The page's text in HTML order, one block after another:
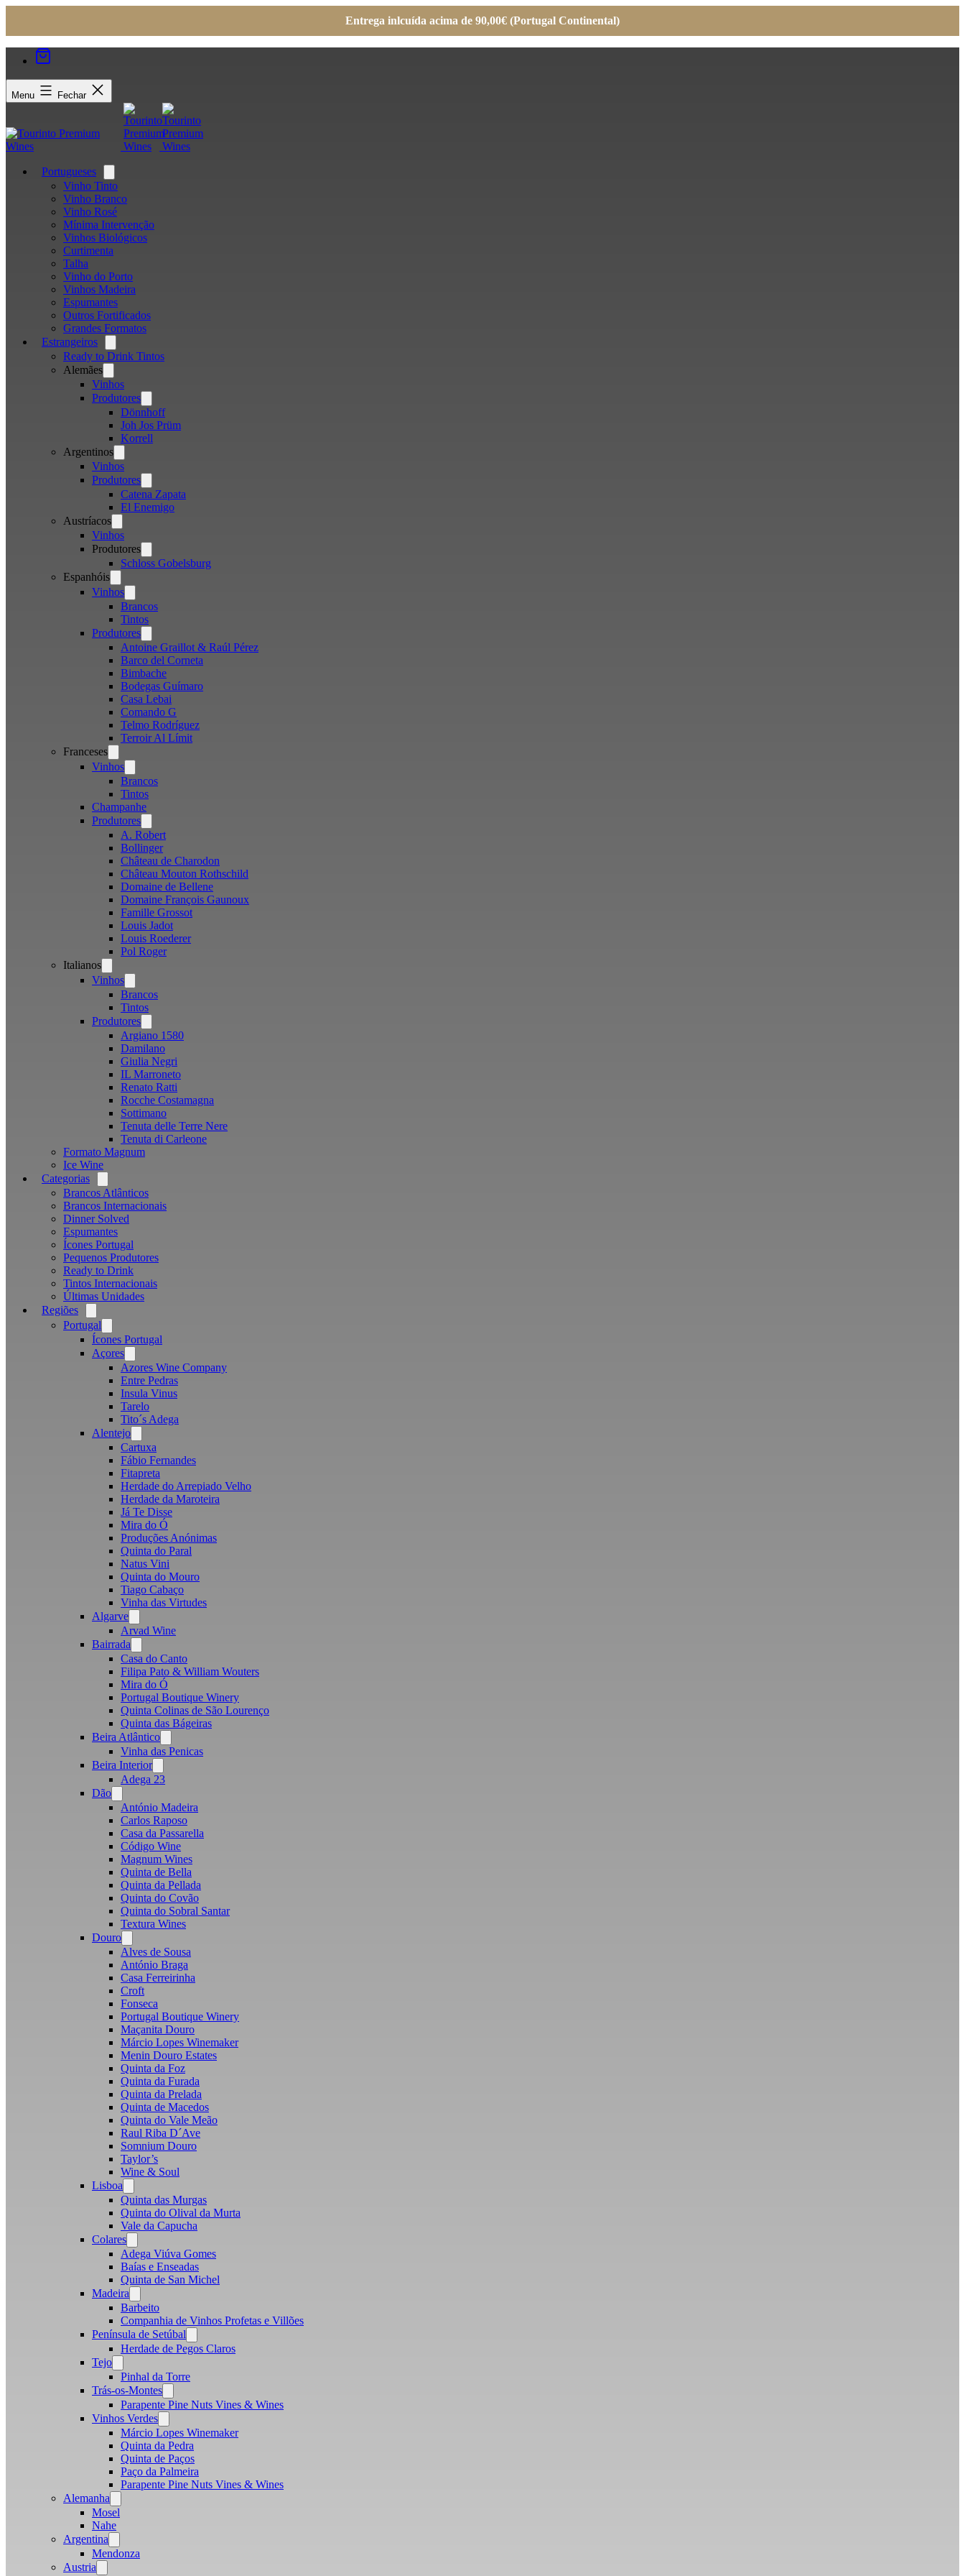
Entrega inlcuída acima de 90,00€ (Portugal Continental)
Menu Fechar
Portugueses
menu
Vinho Tinto
Vinho Branco
Vinho Rosé
Mínima Intervenção
Vinhos Biológicos
Curtimenta
Talha
Vinho do Porto
Vinhos Madeira
Espumantes
Outros Fortificados
Grandes Formatos
Estrangeiros
menu
Ready to Drink Tintos
Alemães
menu
Vinhos
Produtores
menu
Dönnhoff
Joh Jos Prüm
Korrell
Argentinos
menu
Vinhos
Produtores
menu
Catena Zapata
El Enemigo
Austríacos
menu
Vinhos
Produtores
menu
Schloss Gobelsburg
Espanhóis
menu
Vinhos
menu
Brancos
Tintos
Produtores
menu
Antoine Graillot & Raúl Pérez
Barco del Corneta
Bimbache
Bodegas Guímaro
Casa Lebai
Comando G
Telmo Rodríguez
Terroir Al Límit
Franceses
menu
Vinhos
menu
Brancos
Tintos
Champanhe
Produtores
menu
A. Robert
Bollinger
Château de Charodon
Château Mouton Rothschild
Domaine de Bellene
Domaine François Gaunoux
Famille Grossot
Louis Jadot
Louis Roederer
Pol Roger
Italianos
menu
Vinhos
menu
Brancos
Tintos
Produtores
menu
Argiano 1580
Damilano
Giulia Negri
IL Marroneto
Renato Ratti
Rocche Costamagna
Sottimano
Tenuta delle Terre Nere
Tenuta di Carleone
Formato Magnum
Ice Wine
Categorias
menu
Brancos Atlânticos
Brancos Internacionais
Dinner Solved
Espumantes
Ícones Portugal
Pequenos Produtores
Ready to Drink
Tintos Internacionais
Últimas Unidades
Regiões
menu
Portugal
menu
Ícones Portugal
Açores
menu
Azores Wine Company
Entre Pedras
Insula Vinus
Tarelo
Tito´s Adega
Alentejo
menu
Cartuxa
Fábio Fernandes
Fitapreta
Herdade do Arrepiado Velho
Herdade da Maroteira
Já Te Disse
Mira do Ó
Produções Anónimas
Quinta do Paral
Natus Vini
Quinta do Mouro
Tiago Cabaço
Vinha das Virtudes
Algarve
menu
Arvad Wine
Bairrada
menu
Casa do Canto
Filipa Pato & William Wouters
Mira do Ó
Portugal Boutique Winery
Quinta Colinas de São Lourenço
Quinta das Bágeiras
Beira Atlântico
menu
Vinha das Penicas
Beira Interior
menu
Adega 23
Dão
menu
António Madeira
Carlos Raposo
Casa da Passarella
Código Wine
Magnum Wines
Quinta de Bella
Quinta da Pellada
Quinta do Covão
Quinta do Sobral Santar
Textura Wines
Douro
menu
Alves de Sousa
António Braga
Casa Ferreirinha
Croft
Fonseca
Portugal Boutique Winery
Maçanita Douro
Márcio Lopes Winemaker
Menin Douro Estates
Quinta da Foz
Quinta da Furada
Quinta da Prelada
Quinta de Macedos
Quinta do Vale Meão
Raul Riba D´Ave
Somnium Douro
Taylor’s
Wine & Soul
Lisboa
menu
Quinta das Murgas
Quinta do Olival da Murta
Vale da Capucha
Colares
menu
Adega Viúva Gomes
Baías e Enseadas
Quinta de San Michel
Madeira
menu
Barbeito
Companhia de Vinhos Profetas e Villões
Península de Setúbal
menu
Herdade de Pegos Claros
Tejo
menu
Pinhal da Torre
Trás-os-Montes
menu
Parapente Pine Nuts Vines & Wines
Vinhos Verdes
menu
Márcio Lopes Winemaker
Quinta da Pedra
Quinta de Paços
Paço da Palmeira
Parapente Pine Nuts Vines & Wines
Alemanha
menu
Mosel
Nahe
Argentina
menu
Mendonza
Austria